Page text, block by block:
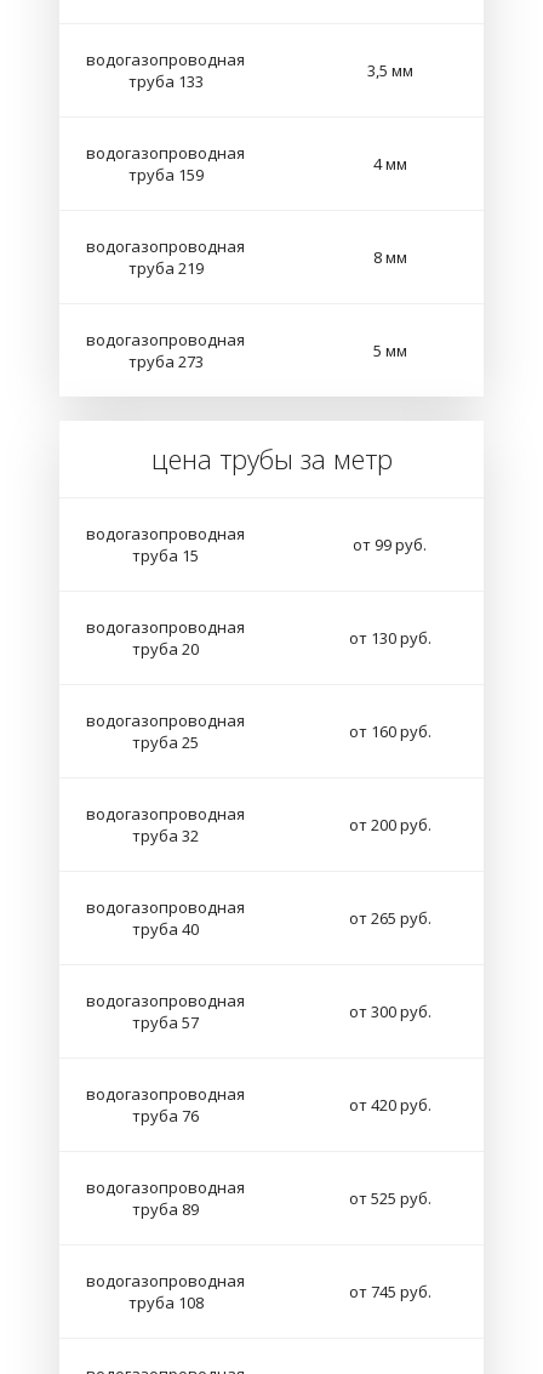
водогазопроводная
труба 133
3,5 мм
водогазопроводная
труба 159
4 мм
водогазопроводная
труба 219
8 мм
водогазопроводная
труба 273
5 мм
цена трубы за метр
водогазопроводная
труба 15
от 99 руб.
водогазопроводная
труба 20
от 130 руб.
водогазопроводная
труба 25
от 160 руб.
водогазопроводная
труба 32
от 200 руб.
водогазопроводная
труба 40
от 265 руб.
водогазопроводная
труба 57
от 300 руб.
водогазопроводная
труба 76
от 420 руб.
водогазопроводная
труба 89
от 525 руб.
водогазопроводная
труба 108
от 745 руб.